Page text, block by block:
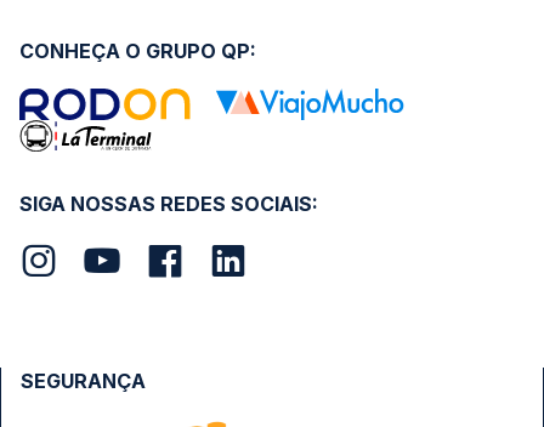
SIGA NOSSAS REDES SOCIAIS:
CONHEÇA O GRUPO QP:
SEGURANÇA